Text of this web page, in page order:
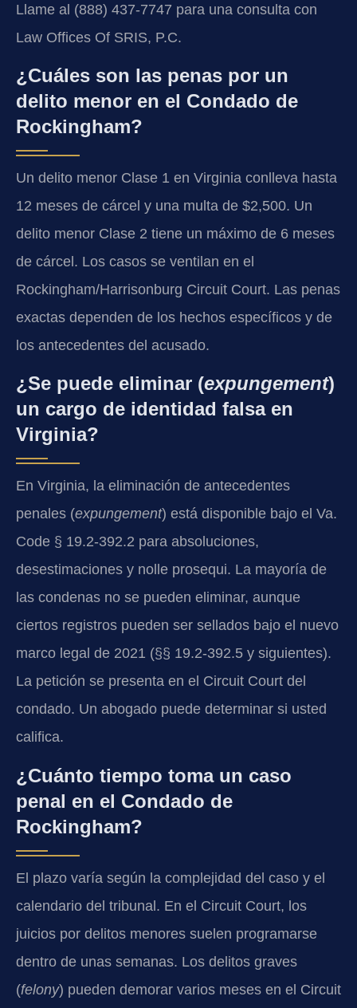
Llame al (888) 437-7747 para una consulta con
Law Offices Of SRIS, P.C.
¿Cuáles son las penas por un
delito menor en el Condado de
Rockingham?
Un delito menor Clase 1 en Virginia conlleva hasta
12 meses de cárcel y una multa de $2,500. Un
delito menor Clase 2 tiene un máximo de 6 meses
de cárcel. Los casos se ventilan en el
Rockingham/Harrisonburg Circuit Court. Las penas
exactas dependen de los hechos específicos y de
los antecedentes del acusado.
¿Se puede eliminar (expungement)
un cargo de identidad falsa en
Virginia?
En Virginia, la eliminación de antecedentes
penales (expungement) está disponible bajo el Va.
Code § 19.2-392.2 para absoluciones,
desestimaciones y nolle prosequi. La mayoría de
las condenas no se pueden eliminar, aunque
ciertos registros pueden ser sellados bajo el nuevo
marco legal de 2021 (§§ 19.2-392.5 y siguientes).
La petición se presenta en el Circuit Court del
condado. Un abogado puede determinar si usted
califica.
¿Cuánto tiempo toma un caso
penal en el Condado de
Rockingham?
El plazo varía según la complejidad del caso y el
calendario del tribunal. En el Circuit Court, los
juicios por delitos menores suelen programarse
dentro de unas semanas. Los delitos graves
(felony) pueden demorar varios meses en el Circuit